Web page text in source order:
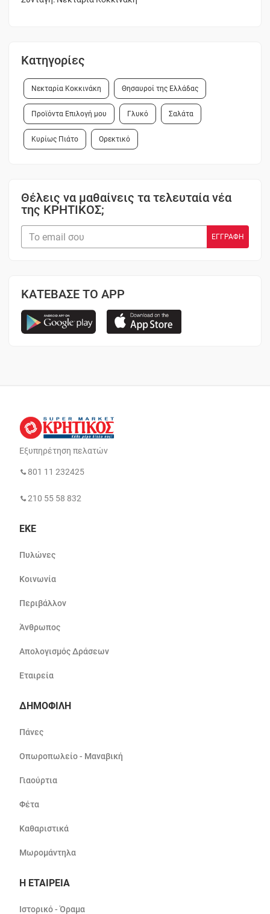
Κατηγορίες
Νεκταρία Κοκκινάκη Θησαυροί της Ελλάδας
Προϊόντα Επιλογή μου Γλυκό Σαλάτα
Κυρίως Πιάτο Ορεκτικό
Θέλεις να μαθαίνεις τα τελευταία νέα
της ΚΡΗΤΙΚΟΣ;
ΚΑΤΕΒΑΣΕ ΤΟ APP
Εξυπηρέτηση πελατών
801 11 232425
210 55 58 832
ΕΚΕ
Πυλώνες
Κοινωνία
Περιβάλλον
Άνθρωπος
Απολογισμός Δράσεων
Εταιρεία
ΔΗΜΟΦΙΛΗ
Πάνες
Οπωροπωλείο - Μαναβική
Γιαούρτια
Φέτα
Καθαριστικά
Μωρομάντηλα
Η ΕΤΑΙΡΕΙΑ
Ιστορικό - Όραμα